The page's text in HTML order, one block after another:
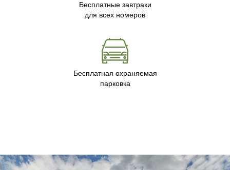
Бесплатные завтраки
для всех номеров
Бесплатная охраняемая
парковка